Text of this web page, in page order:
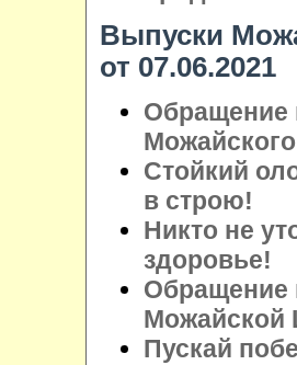
Выпуски
от 07.06.2021
Обращение
Стойкий
в строю!
Никто не
здоровье!
Обращение
Можайской
Пускай